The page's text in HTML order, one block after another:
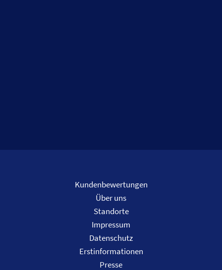
Kundenbewertungen
Über uns
Standorte
Impressum
Datenschutz
Erstinformationen
Presse